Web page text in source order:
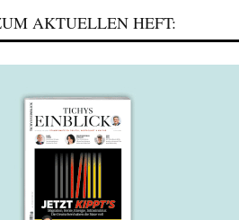
AKTUELLEN HEFT: